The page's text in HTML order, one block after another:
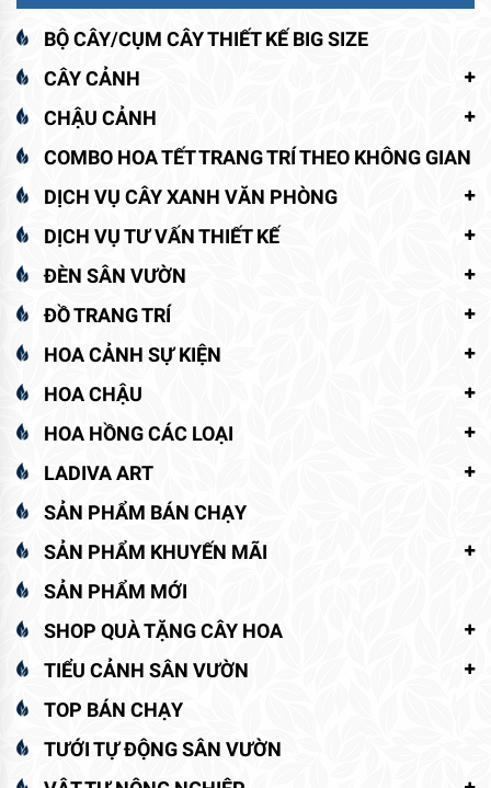
BỘ CÂY/CỤM CÂY THIẾT KẾ BIG SIZE
CÂY CẢNH
CHẬU CẢNH
COMBO HOA TẾT TRANG TRÍ THEO KHÔNG GIAN
DỊCH VỤ CÂY XANH VĂN PHÒNG
DỊCH VỤ TƯ VẤN THIẾT KẾ
ĐÈN SÂN VƯỜN
ĐỒ TRANG TRÍ
HOA CẢNH SỰ KIỆN
HOA CHẬU
HOA HỒNG CÁC LOẠI
LADIVA ART
SẢN PHẨM BÁN CHẠY
SẢN PHẨM KHUYẾN MÃI
SẢN PHẨM MỚI
SHOP QUÀ TẶNG CÂY HOA
TIỂU CẢNH SÂN VƯỜN
TOP BÁN CHẠY
TƯỚI TỰ ĐỘNG SÂN VƯỜN